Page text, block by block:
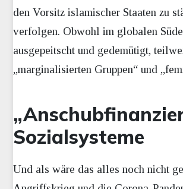
den Vorsitz islamischer Staaten zu
verfolgen. Obwohl im globalen
ausgepeitscht und gedemütigt,
„marginalisierten Gruppen“ und
Sozialsysteme
Und als wäre das alles noch nicht